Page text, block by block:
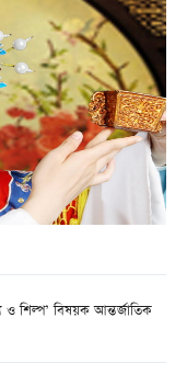
ও শিল্প’ বিষয়ক আন্তর্জাতিক